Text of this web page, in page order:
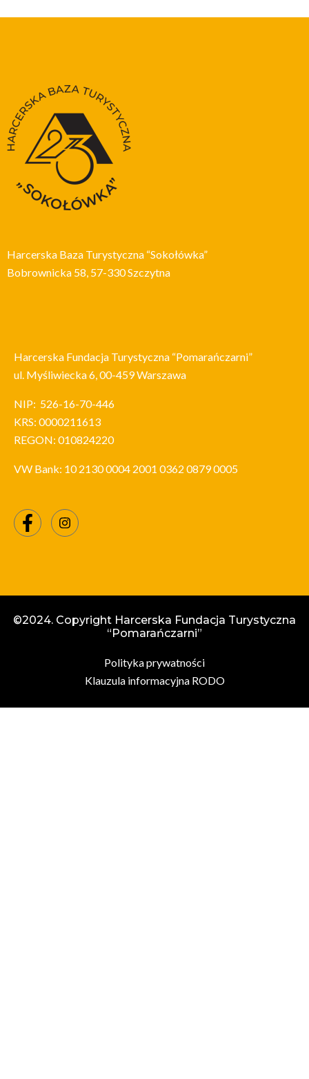
Harcerska Baza Turystyczna “Sokołówka”
Bobrownicka 58, 57-330 Szczytna
Harcerska Fundacja Turystyczna “Pomarańczarni”
ul. Myśliwiecka 6, 00-459 Warszawa
NIP: 526-16-70-446
KRS: 0000211613
REGON: 010824220
VW Bank: 10 2130 0004 2001 0362 0879 0005
©2024. Copyright Harcerska Fundacja Turystyczna
“Pomarańczarni”
Polityka prywatności
Klauzula informacyjna RODO